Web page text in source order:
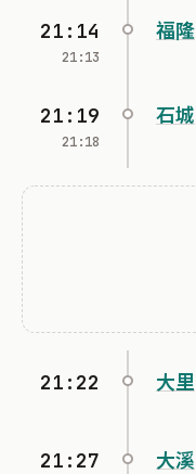
21:14
21:13
福隆
21:19
21:18
石城
21:22 大里
21:27 大溪